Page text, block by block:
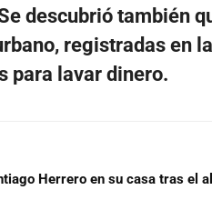
descubrió también
registradas en
para lavar dinero.
Herrero en su casa tras el